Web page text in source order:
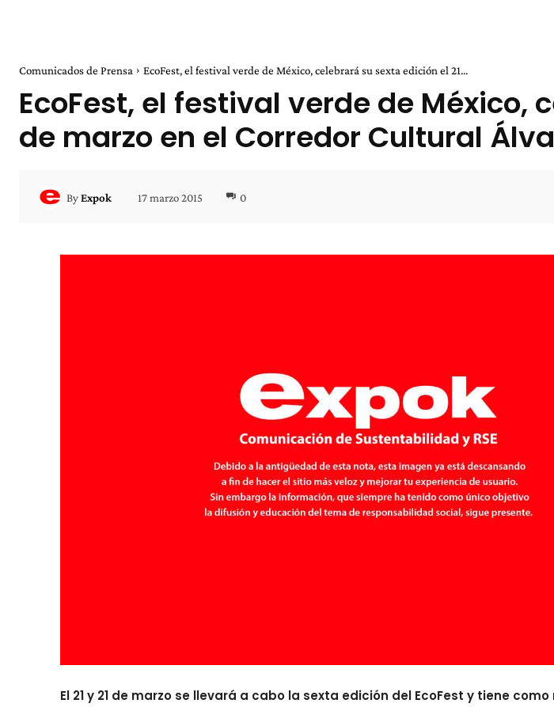
Comunicados de Prensa EcoFest, el festival verde de México, celebrará su sexta edición el 21...
EcoFest, el festival verde de México,
de marzo en el Corredor Cultural
ByExpok 17 marzo 2015 0
El 21 y 21 de marzo se llevará a cabo la sexta edición del EcoFest y tiene